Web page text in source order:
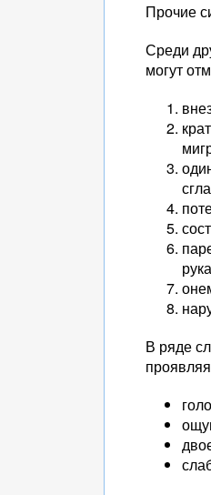
Прочие
Среди
могут
В ряде